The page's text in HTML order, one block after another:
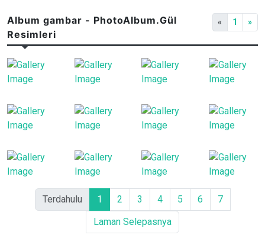
Album gambar - PhotoAlbum.Gül
Resimleri
« 1 »
Terdahulu 1 2 3 4 5 6
7
Laman Selepasnya